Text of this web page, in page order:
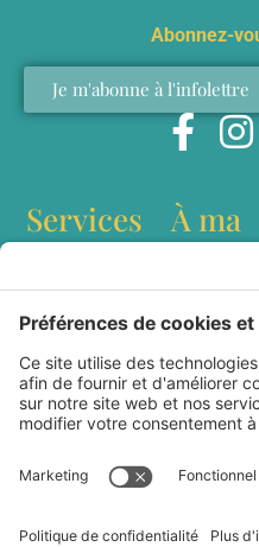
Abonnez-
Je m'abonne à l'infolettre
Services
interculturelles
Ateliers de
Création de
contenu
Station
culinaire
À ma
Websérie
Articles